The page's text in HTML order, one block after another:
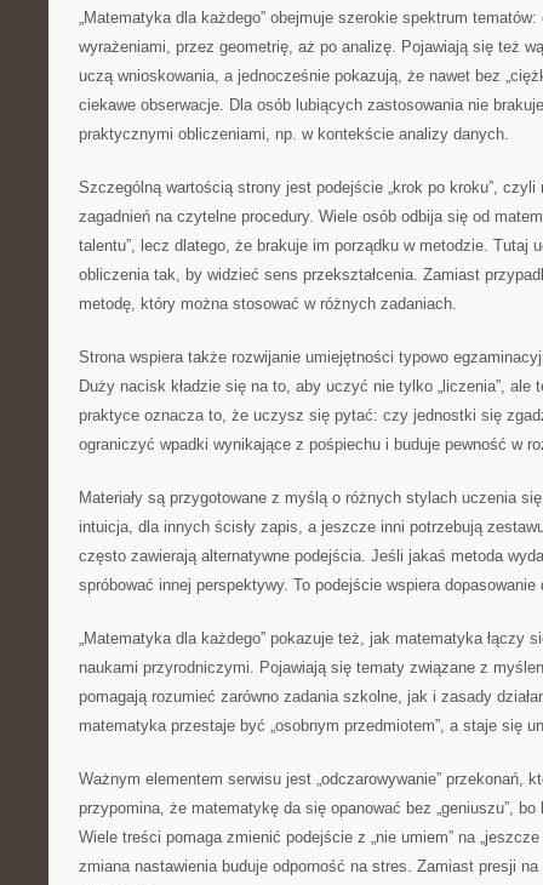
„Matematyka dla każdego” obejmuje szerokie spektrum
wyrażeniami, przez geometrię, aż po analizę. Pojawiają się też
uczą wnioskowania, a jednocześnie pokazują, że nawet bez
ciekawe obserwacje. Dla osób lubiących zastosowania nie
praktycznymi obliczeniami, np. w kontekście analizy danych.
Szczególną wartością strony jest podejście „krok po kroku”,
zagadnień na czytelne procedury. Wiele osób odbija się od
talentu”, lecz dlatego, że brakuje im porządku w metodzie. Tutaj
obliczenia tak, by widzieć sens przekształcenia. Zamiast
metodę, który można stosować w różnych zadaniach.
Strona wspiera także rozwijanie umiejętności typowo
Duży nacisk kładzie się na to, aby uczyć nie tylko „liczenia”, ale
praktyce oznacza to, że uczysz się pytać: czy jednostki się
ograniczyć wpadki wynikające z pośpiechu i buduje pewność w
Materiały są przygotowane z myślą o różnych stylach uczenia
intuicja, dla innych ścisły zapis, a jeszcze inni potrzebują
często zawierają alternatywne podejścia. Jeśli jakaś metoda
spróbować innej perspektywy. To podejście wspiera dopasowanie
„Matematyka dla każdego” pokazuje też, jak matematyka łączy
naukami przyrodniczymi. Pojawiają się tematy związane z
pomagają rozumieć zarówno zadania szkolne, jak i zasady
matematyka przestaje być „osobnym przedmiotem”, a staje się
Ważnym elementem serwisu jest „odczarowywanie” przekonań,
przypomina, że matematykę da się opanować bez „geniuszu”,
Wiele treści pomaga zmienić podejście z „nie umiem” na
zmiana nastawienia buduje odporność na stres. Zamiast presji